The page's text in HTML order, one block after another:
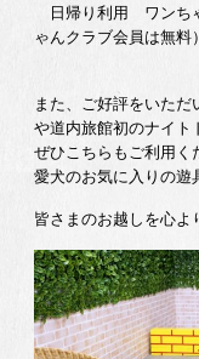
日帰り利用 ワンち
ゃんクラブ会員は無料）
また、ご好評をいた
や道内旅館初のナイト
ぜひこちらもご利用く
愛犬のお気に入りの遊
皆さまのお越しを心よ